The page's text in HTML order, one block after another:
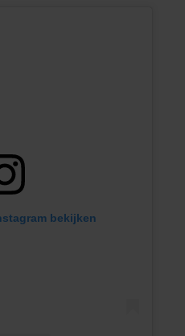
bekijken